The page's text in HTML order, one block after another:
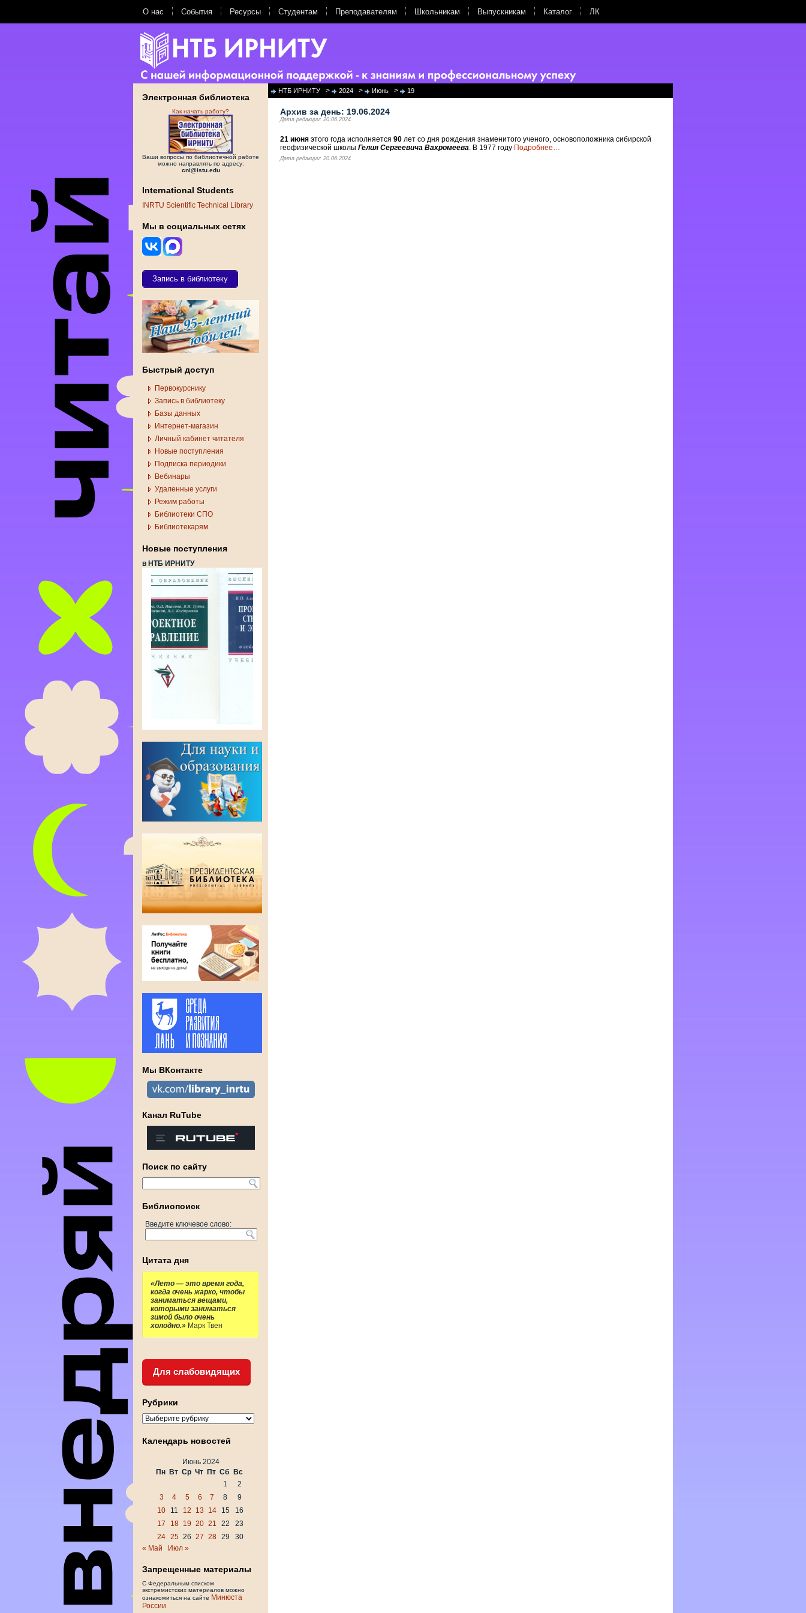
О нас События Ресурсы Студентам Преподавателям Школьникам Выпускникам Каталог ЛК
Электронная библиотека
Как начать работу?
Ваши вопросы по библиотечной работе
можно направлять по адресу:
cni@istu.edu
International Students
INRTU Scientific Technical Library
Мы в социальных сетях
Запись в библиотеку
Быстрый доступ
Первокурснику
Запись в библиотеку
Базы данных
Интернет-магазин
Личный кабинет читателя
Новые поступления
Подписка периодики
Вебинары
Удаленные услуги
Режим работы
Библиотеки СПО
Библиотекарям
Новые поступления
в НТБ ИРНИТУ
Мы ВКонтакте
Канал RuTube
Поиск по сайту
Библиопоиск
Введите ключевое слово:
Цитата дня
«Лето — это время года,
когда очень жарко, чтобы
заниматься вещами,
которыми заниматься
зимой было очень
холодно.» Марк Твен
Для слабовидящих
Рубрики
Рубрики
Календарь новостей
Июнь 2024
Пн Вт Ср Чт Пт Сб
Вс
1
2
3
4 5 6 7 8
9
10
11 12 13 14 15
16
17
18 19 20 21 22
23
24 25 26 27 28 29
30
« Май
Июл »
Запрещенные материалы
С Федеральным списком
экстремистских материалов можно
ознакомиться на сайте Минюста
России
НТБ ИРНИТУ > 2024 > Июнь > 19
Архив за день: 19.06.2024
Дата редакции: 20.06.2024
21 июня этого года исполняется 90 лет со дня рождения знаменитого ученого, основоположника сибирской
геофизической школы Гелия Сергеевича Вахромеева. В 1977 году Подробнее…
Дата редакции: 20.06.2024